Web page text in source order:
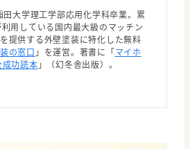
大学理工学部応用化学科卒業。累
用している国内最大級のマッチン
提供する外壁塗装に特化した無料
の窓口 」を運営。著書に「マイホ
功読本 」（幻冬舎出版）。